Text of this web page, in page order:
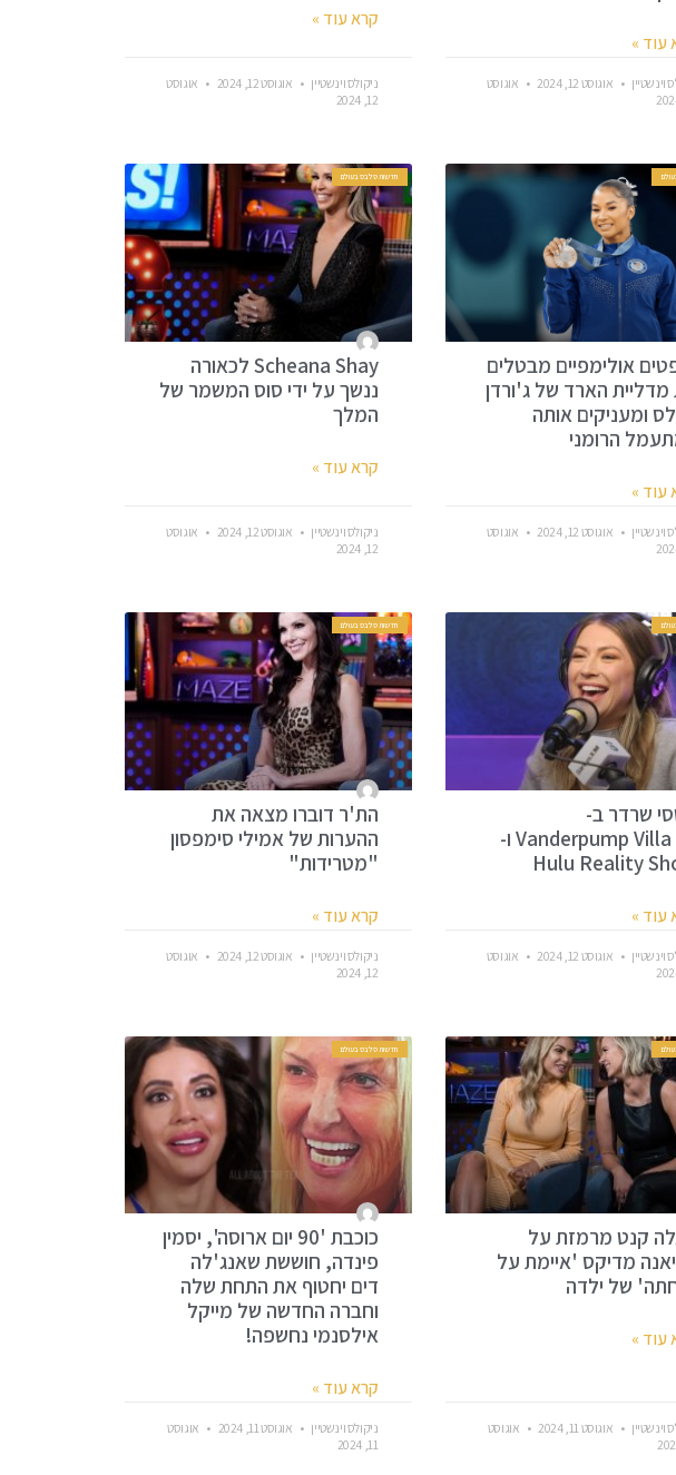
עוד »
וינשטיין אוגוסט 12, 2024
אוגוסט
קרא עוד »
ניקולס וינשטיין אוגוסט 12, 2024
אוגוסט
12, 2024
אולימפיים מבטלים
הארד של ג'ורדן
ומעניקים אותה
הרומני
עוד »
וינשטיין אוגוסט 12, 2024
אוגוסט
חדשות סלבס בעולם
Scheana Shay לכאורה
ננשך על ידי סוס המשמר של
המלך
קרא עוד »
ניקולס וינשטיין אוגוסט 12, 2024
אוגוסט
12, 2024
שרדר ב-
Vanderpump Villa S2 ו-
Hulu Reality
עוד »
וינשטיין אוגוסט 12, 2024
אוגוסט
חדשות סלבס בעולם
הת'ר דוברו מצאה את
ההערות של אמילי סימפסון
"מטרידות"
קרא עוד »
ניקולס וינשטיין אוגוסט 12, 2024
אוגוסט
12, 2024
קנט מרמזת על
מדיקס 'איימת על
של ילדה
עוד »
וינשטיין אוגוסט 11, 2024
אוגוסט
חדשות סלבס בעולם
כוכבת '90 יום ארוסה', יסמין
פינדה, חוששת שאנג'לה
דים יחטוף את התחת שלה
וחברה החדשה של מייקל
אילסנמי נחשפה!
קרא עוד »
ניקולס וינשטיין אוגוסט 11, 2024
אוגוסט
11, 2024